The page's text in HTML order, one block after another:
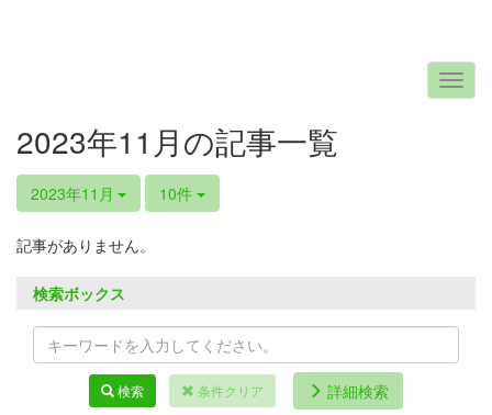
2023年11月の記事一覧
2023年11月 10件
記事がありません。
検索ボックス
検索 条件クリア 詳細検索